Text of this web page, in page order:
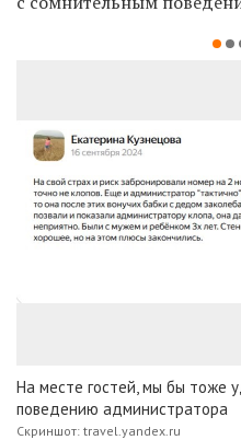
На месте гостей, мы бы тоже
поведению администратора
Скриншот: travel.yandex.ru